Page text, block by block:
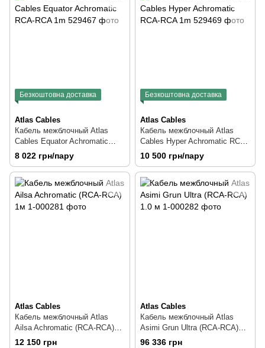
Безкоштовна доставка
Atlas Cables
Кабель межблочный Atlas
Cables Equator Achromatic
RCA-RCA 1m
8 022 грн/пару
Безкоштовна доставка
Atlas Cables
Кабель межблочный Atlas
Cables Hyper Achromatic RCA-
RCA 1m
10 500 грн/пару
Atlas Cables
Кабель межблочный Atlas
Ailsa Achromatic (RCA-RCA)
1м
12 150 грн
Atlas Cables
Кабель межблочный Atlas
Asimi Grun Ultra (RCA-RCA)
1.0 м
96 336 грн